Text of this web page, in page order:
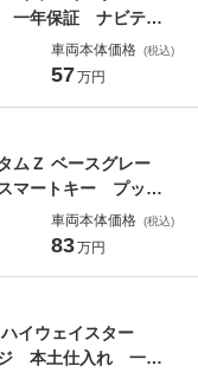
一年保証 ナビテレ
ューモニター 片側
ア アイドリングス
新品
車両本体価格 (税込)
57万円
ムＺ ベースグレー
マートキー プッシ
ワースライドド
ナビ Ｂｌｕｅｔ
車両本体価格 (税込)
83万円
イウェイスター
本土仕入れ 一年